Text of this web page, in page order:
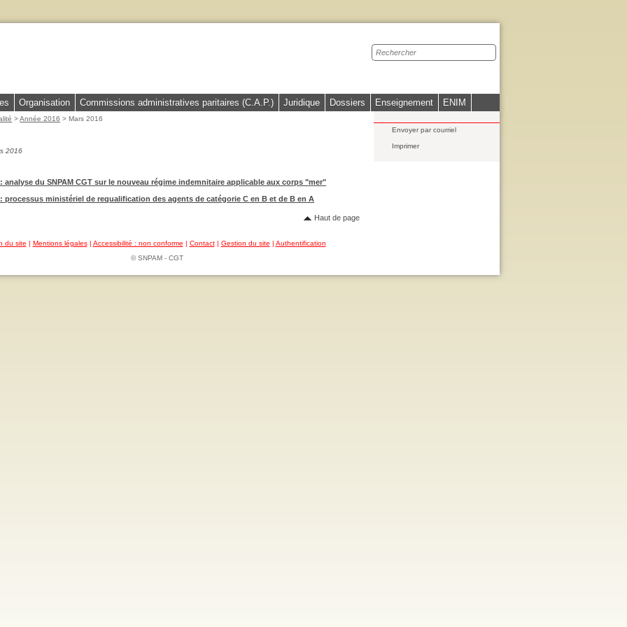
Recherche
sur
Organisation Commissions administratives paritaires (C.A.P.) Juridique Dossiers Enseignement ENIM
>Année 2016 > Mars 2016
2016
: analyse du SNPAM CGT sur le nouveau régime indemnitaire applicable aux corps "mer"
: processus ministériel de requalification des agents de catégorie C en B et de B en A
Haut de page
Envoyer par courriel
Imprimer
du site | Mentions légales| Accessibilité : non conforme | Contact| Gestion du site | Authentification
© SNPAM - CGT